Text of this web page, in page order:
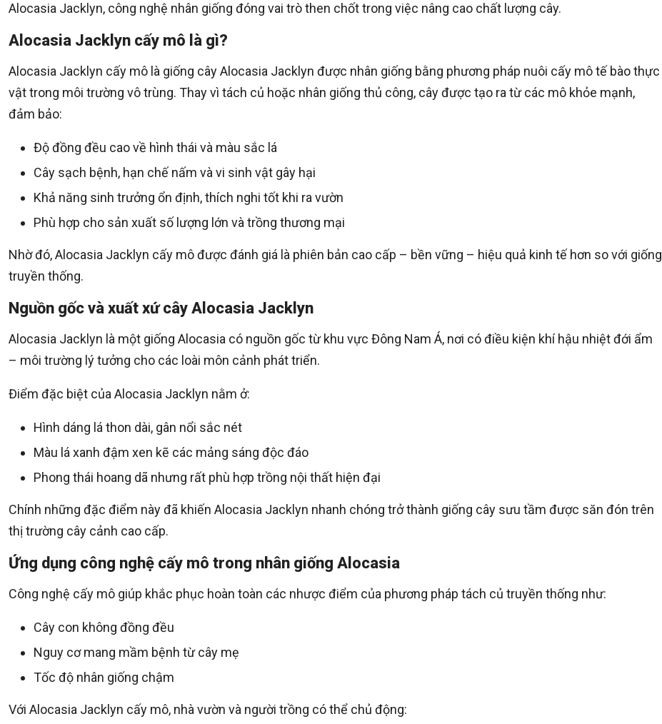
Alocasia Jacklyn, công nghệ nhân giống đóng vai trò then chốt trong việc nâng cao chất lượng cây.
Alocasia Jacklyn cấy mô là gì?
Alocasia Jacklyn cấy mô là giống cây Alocasia Jacklyn được nhân giống bằng phương pháp nuôi cấy mô tế bào thực
vật trong môi trường vô trùng. Thay vì tách củ hoặc nhân giống thủ công, cây được tạo ra từ các mô khỏe mạnh,
đảm bảo:
Độ đồng đều cao về hình thái và màu sắc lá
Cây sạch bệnh, hạn chế nấm và vi sinh vật gây hại
Khả năng sinh trưởng ổn định, thích nghi tốt khi ra vườn
Phù hợp cho sản xuất số lượng lớn và trồng thương mại
Nhờ đó, Alocasia Jacklyn cấy mô được đánh giá là phiên bản cao cấp – bền vững – hiệu quả kinh tế hơn so với giống
truyền thống.
Nguồn gốc và xuất xứ cây Alocasia Jacklyn
Alocasia Jacklyn là một giống Alocasia có nguồn gốc từ khu vực Đông Nam Á, nơi có điều kiện khí hậu nhiệt đới ẩm
– môi trường lý tưởng cho các loài môn cảnh phát triển.
Điểm đặc biệt của Alocasia Jacklyn nằm ở:
Hình dáng lá thon dài, gân nổi sắc nét
Màu lá xanh đậm xen kẽ các mảng sáng độc đáo
Phong thái hoang dã nhưng rất phù hợp trồng nội thất hiện đại
Chính những đặc điểm này đã khiến Alocasia Jacklyn nhanh chóng trở thành giống cây sưu tầm được săn đón trên
thị trường cây cảnh cao cấp.
Ứng dụng công nghệ cấy mô trong nhân giống Alocasia
Công nghệ cấy mô giúp khắc phục hoàn toàn các nhược điểm của phương pháp tách củ truyền thống như:
Cây con không đồng đều
Nguy cơ mang mầm bệnh từ cây mẹ
Tốc độ nhân giống chậm
Với Alocasia Jacklyn cấy mô, nhà vườn và người trồng có thể chủ động: